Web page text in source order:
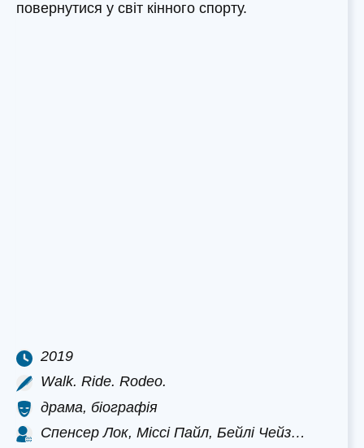
повернутися у світ кінного спорту.
2019
Walk. Ride. Rodeo.
драма, біографія
Спенсер Лок, Міссі Пайл, Бейлі Чейз…